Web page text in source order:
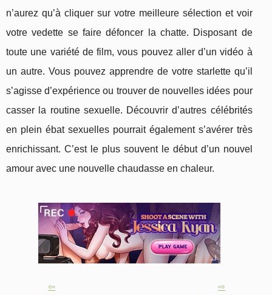
n’aurez qu’à cliquer sur votre meilleure sélection et voir
votre vedette se faire défoncer la chatte. Disposant de
toute une variété de film, vous pouvez aller d’un vidéo à
un autre. Vous pouvez apprendre de votre starlette qu’il
s’agisse d’expérience ou trouver de nouvelles idées pour
casser la routine sexuelle. Découvrir d’autres célébrités
en plein ébat sexuelles pourrait également s’avérer très
enrichissant. C’est le plus souvent le début d’un nouvel
amour avec une nouvelle chaudasse en chaleur.